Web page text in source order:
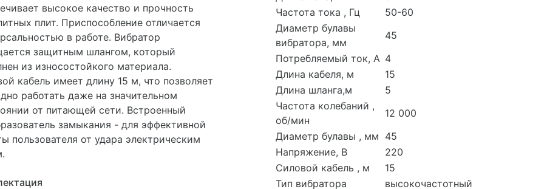
высокое качество и прочность
плит. Приспособление отличается
в работе. Вибратор
защитным шлангом, который
из износостойкого материала.
кабель имеет длину 15 м, что позволяет
работать даже на значительном
от питающей сети. Встроенный
замыкания - для эффективной
пользователя от удара электрическим
Частота тока , Гц
50-60
Диаметр булавы
вибратора, мм
45
Потребляемый ток, А 4
Длина кабеля, м
15
Длина шланга,м
5
Частота колебаний ,
об/мин
12 000
Диаметр булавы , мм 45
Напряжение, В
220
Силовой кабель , м
15
Тип вибратора
высокочастотный